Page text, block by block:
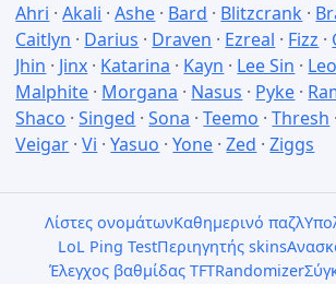
Ahri ·Akali ·Ashe · Bard · Blitzcrank ·
Caitlyn · Darius · Draven · Ezreal · Fizz ·
Jhin · Jinx · Katarina · Kayn · Lee Sin ·
Malphite · Morgana · Nasus · Pyke ·
Shaco ·Singed ·Sona ·Teemo ·Thresh ·
Veigar ·Vi ·Yasuo ·Yone ·Zed ·Ziggs
Λίστες ονομάτωνΚαθημερινό παζλ
LoL Ping TestΠεριηγητής skins
Έλεγχος βαθμίδας TFTRandomizer